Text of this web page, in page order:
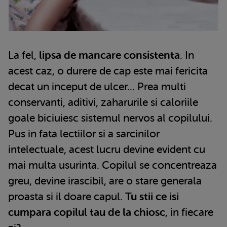
La fel, lipsa de mancare consistenta. In
acest caz, o durere de cap este mai fericita
decat un inceput de ulcer... Prea multi
conservanti, aditivi, zaharurile si caloriile
goale biciuiesc sistemul nervos al copilului.
Pus in fata lectiilor si a sarcinilor
intelectuale, acest lucru devine evident cu
mai multa usurinta. Copilul se concentreaza
greu, devine irascibil, are o stare generala
proasta si il doare capul. Tu stii ce isi
cumpara copilul tau de la chiosc, in fiecare